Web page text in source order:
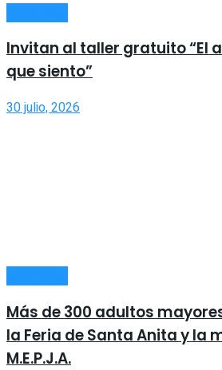
Invitan al taller gratuito “El
que siento”
30 julio, 2026
Más de 300 adultos
la Feria de Santa Anita y la
M.E.P.J.A.